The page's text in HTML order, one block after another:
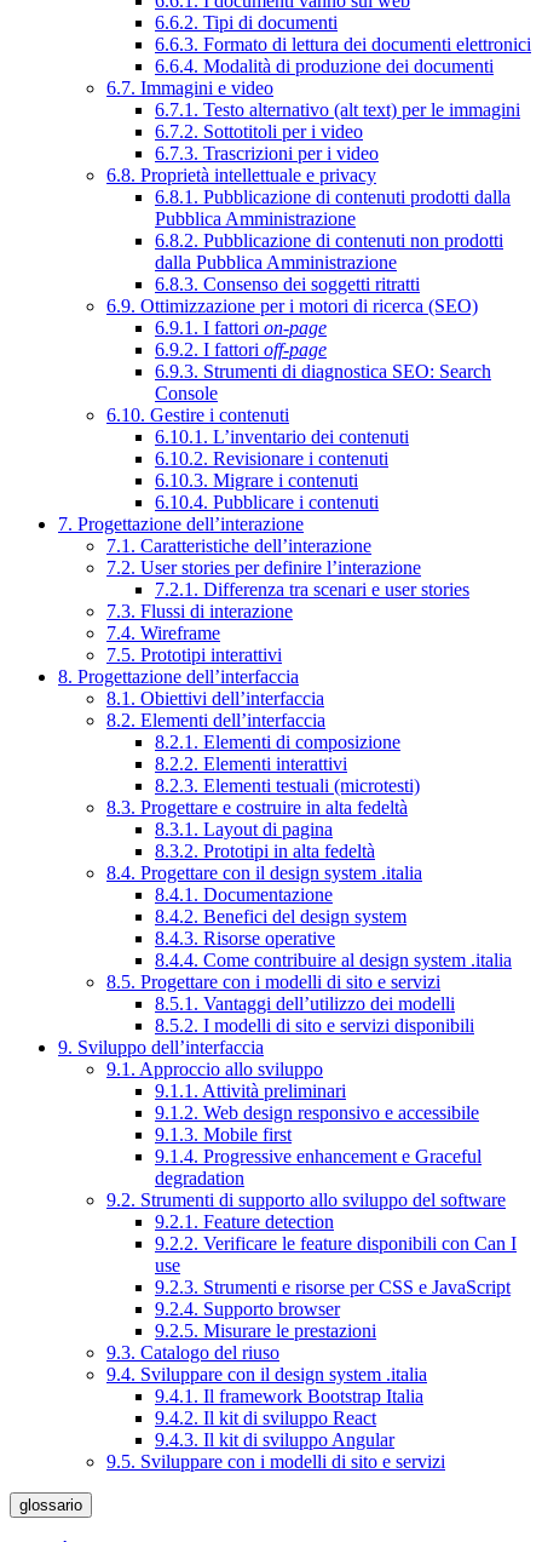
6.6.2. Tipi di documenti
6.6.3. Formato di lettura dei documenti elettronici
6.6.4. Modalità di produzione dei documenti
6.7. Immagini e video
6.7.1. Testo alternativo (alt text) per le immagini
6.7.2. Sottotitoli per i video
6.7.3. Trascrizioni per i video
6.8. Proprietà intellettuale e privacy
6.8.1. Pubblicazione di contenuti prodotti dalla
Pubblica Amministrazione
6.8.2. Pubblicazione di contenuti non prodotti
dalla Pubblica Amministrazione
6.8.3. Consenso dei soggetti ritratti
6.9. Ottimizzazione per i motori di ricerca (SEO)
6.9.1. I fattori on-page
6.9.2. I fattori off-page
6.9.3. Strumenti di diagnostica SEO: Search
Console
6.10. Gestire i contenuti
6.10.1. L’inventario dei contenuti
6.10.2. Revisionare i contenuti
6.10.3. Migrare i contenuti
6.10.4. Pubblicare i contenuti
7. Progettazione dell’interazione
7.1. Caratteristiche dell’interazione
7.2. User stories per definire l’interazione
7.2.1. Differenza tra scenari e user stories
7.3. Flussi di interazione
7.4. Wireframe
7.5. Prototipi interattivi
8. Progettazione dell’interfaccia
8.1. Obiettivi dell’interfaccia
8.2. Elementi dell’interfaccia
8.2.1. Elementi di composizione
8.2.2. Elementi interattivi
8.2.3. Elementi testuali (microtesti)
8.3. Progettare e costruire in alta fedeltà
8.3.1. Layout di pagina
8.3.2. Prototipi in alta fedeltà
8.4. Progettare con il design system .italia
8.4.1. Documentazione
8.4.2. Benefici del design system
8.4.3. Risorse operative
8.4.4. Come contribuire al design system .italia
8.5. Progettare con i modelli di sito e servizi
8.5.1. Vantaggi dell’utilizzo dei modelli
8.5.2. I modelli di sito e servizi disponibili
9. Sviluppo dell’interfaccia
9.1. Approccio allo sviluppo
9.1.1. Attività preliminari
9.1.2. Web design responsivo e accessibile
9.1.3. Mobile first
9.1.4. Progressive enhancement e Graceful
degradation
9.2. Strumenti di supporto allo sviluppo del software
9.2.1. Feature detection
9.2.2. Verificare le feature disponibili con Can I
use
9.2.3. Strumenti e risorse per CSS e JavaScript
9.2.4. Supporto browser
9.2.5. Misurare le prestazioni
9.3. Catalogo del riuso
9.4. Sviluppare con il design system .italia
9.4.1. Il framework Bootstrap Italia
9.4.2. Il kit di sviluppo React
9.4.3. Il kit di sviluppo Angular
9.5. Sviluppare con i modelli di sito e servizi
glossario